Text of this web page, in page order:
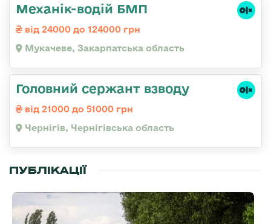
Механік-водій БМП
від 24000 до 124000 грн
Мукачеве, Закарпатська область
Головний сержант взводу
від 21000 до 51000 грн
Чернігів, Чернігівська область
ПУБЛІКАЦІЇ